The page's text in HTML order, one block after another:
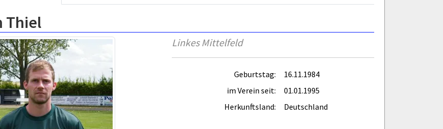
Thiel
Linkes Mittelfeld
Geburtstag:
16.11.1984
im Verein seit:
01.01.1995
Herkunftsland:
Deutschland